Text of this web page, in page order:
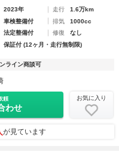
2023年 走行
1.6万km
車検整備付 排気
1000cc
法定整備付 修復
なし
保証付 (12ヶ月・走行無制限)
ライン商談可
頼
わせ
お気に入り
が見ています